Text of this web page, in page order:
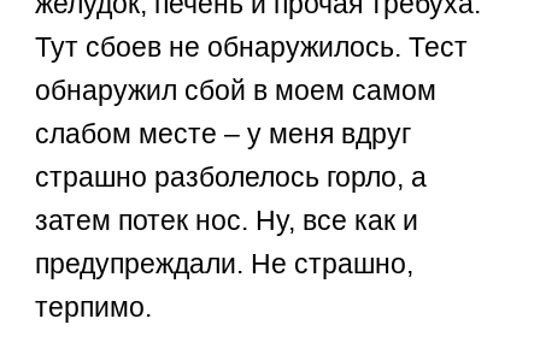
Тут сбоев не обнаружилось. Тест
обнаружил сбой в моем самом
слабом месте – у меня вдруг
страшно разболелось горло, а
затем потек нос. Ну, все как и
предупреждали. Не страшно,
терпимо.